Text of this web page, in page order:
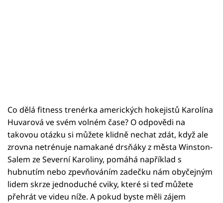
Co dělá fitness trenérka amerických hokejistů Karolína
Huvarová ve svém volném čase? O odpovědi na
takovou otázku si můžete klidně nechat zdát, když ale
zrovna netrénuje namakané drsňáky z města Winston-
Salem ze Severní Karoliny, pomáhá například s
hubnutím nebo zpevňováním zadečku nám obyčejným
lidem skrze jednoduché cviky, které si teď můžete
přehrát ve videu níže. A pokud byste měli zájem